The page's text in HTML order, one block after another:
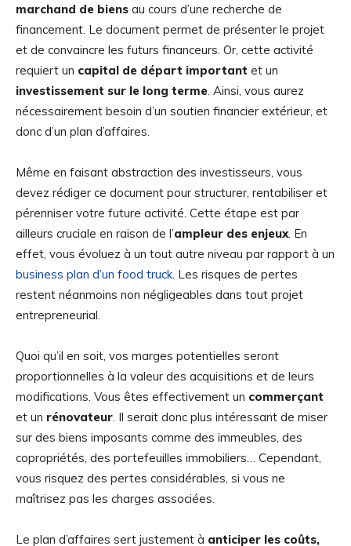
marchand de biens au cours d’une recherche de
financement. Le document permet de présenter le projet
et de convaincre les futurs financeurs. Or, cette activité
requiert un capital de départ important et un
investissement sur le long terme. Ainsi, vous aurez
nécessairement besoin d’un soutien financier extérieur, et
donc d’un plan d’affaires.
Même en faisant abstraction des investisseurs, vous
devez rédiger ce document pour structurer, rentabiliser et
pérenniser votre future activité. Cette étape est par
ailleurs cruciale en raison de l’ampleur des enjeux. En
effet, vous évoluez à un tout autre niveau par rapport à un
business plan d’un food truck. Les risques de pertes
restent néanmoins non négligeables dans tout projet
entrepreneurial.
Quoi qu’il en soit, vos marges potentielles seront
proportionnelles à la valeur des acquisitions et de leurs
modifications. Vous êtes effectivement un commerçant
et un rénovateur. Il serait donc plus intéressant de miser
sur des biens imposants comme des immeubles, des
copropriétés, des portefeuilles immobiliers… Cependant,
vous risquez des pertes considérables, si vous ne
maîtrisez pas les charges associées.
Le plan d’affaires sert justement à anticiper les coûts,